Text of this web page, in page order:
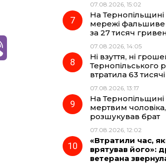
07.08.2026, 15:02
На Тернопільщині
мережі фальшиве
за 27 тисяч
07.08.2026, 14:05
Ні взуття, ні
Тернопільського
втратила 63 тисячі
07.08.2026, 13:17
На
мертвим
розшукував брат
07.08.2026, 12:02
«Втратили час,
врятував його»:
ветерана